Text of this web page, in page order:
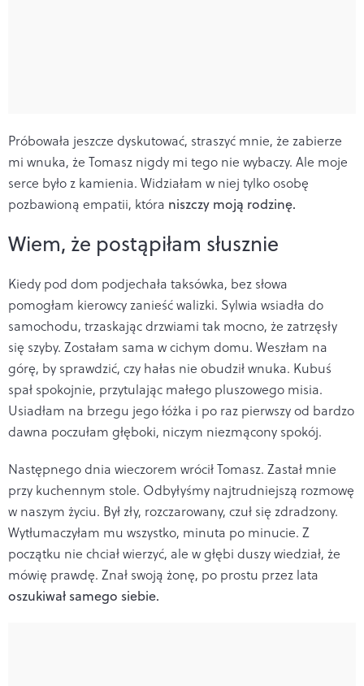
Próbowała jeszcze dyskutować, straszyć mnie, że zabierze
mi wnuka, że Tomasz nigdy mi tego nie wybaczy. Ale moje
serce było z kamienia. Widziałam w niej tylko osobę
pozbawioną empatii, która niszczy moją rodzinę.
Wiem, że postąpiłam słusznie
Kiedy pod dom podjechała taksówka, bez słowa
pomogłam kierowcy zanieść walizki. Sylwia wsiadła do
samochodu, trzaskając drzwiami tak mocno, że zatrzęsły
się szyby. Zostałam sama w cichym domu. Weszłam na
górę, by sprawdzić, czy hałas nie obudził wnuka. Kubuś
spał spokojnie, przytulając małego pluszowego misia.
Usiadłam na brzegu jego łóżka i po raz pierwszy od bardzo
dawna poczułam głęboki, niczym niezmącony spokój.
Następnego dnia wieczorem wrócił Tomasz. Zastał mnie
przy kuchennym stole. Odbyłyśmy najtrudniejszą rozmowę
w naszym życiu. Był zły, rozczarowany, czuł się zdradzony.
Wytłumaczyłam mu wszystko, minuta po minucie. Z
początku nie chciał wierzyć, ale w głębi duszy wiedział, że
mówię prawdę. Znał swoją żonę, po prostu przez lata
oszukiwał samego siebie.